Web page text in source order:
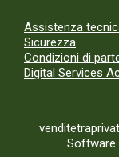
Assistenza
Sicurezza
Condizioni di
Digital Services
Software